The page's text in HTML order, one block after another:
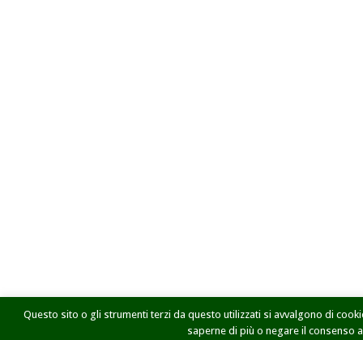
Questo sito o gli strumenti terzi da questo utilizzati si avvalgono di
saperne di più o negare il consenso